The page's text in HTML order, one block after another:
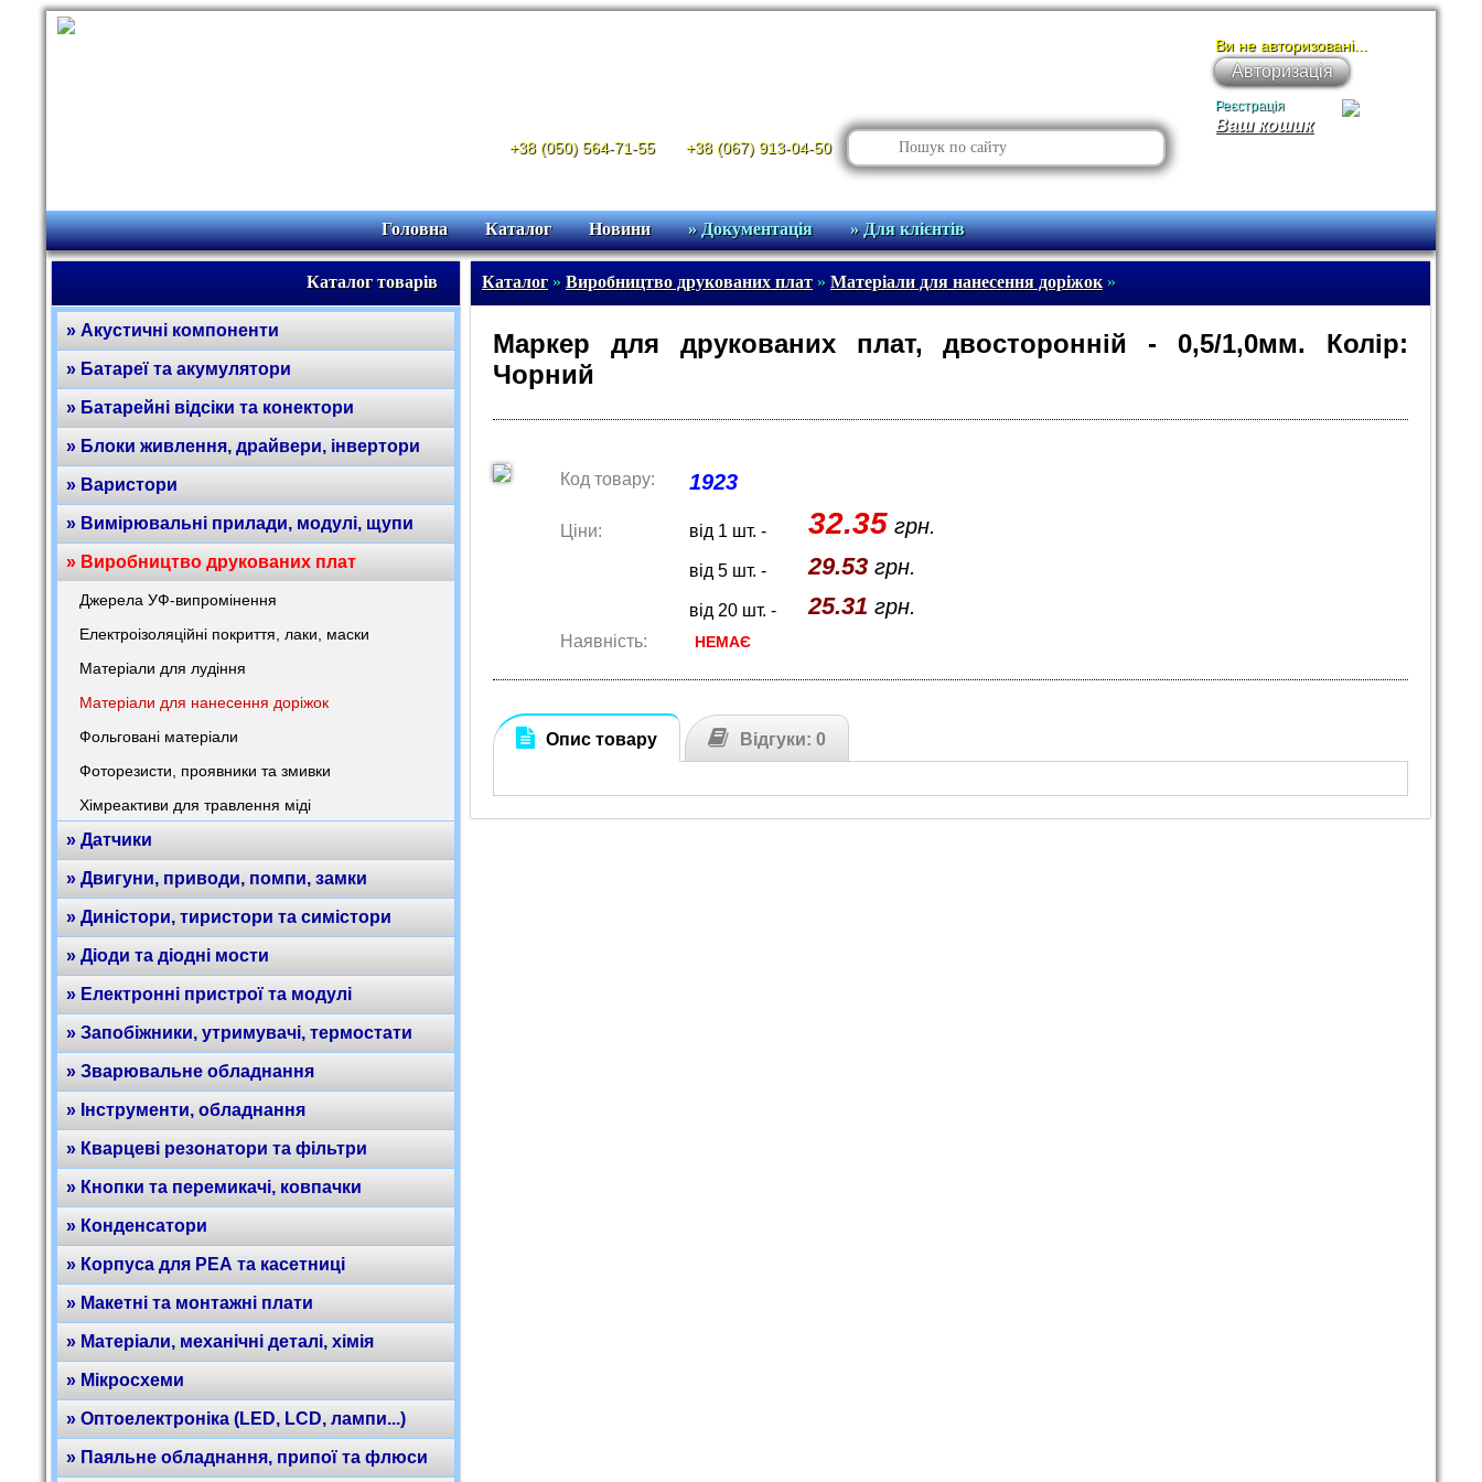
+38 (050) 564-71-55 +38 (067) 913-04-50
Ваш кошик
Ви не авторизовані...
Авторизація
Реєстрація
Головна Каталог Новини » Документація » Для клієнтів
Каталог товарів
» Акустичні компоненти
» Батареї та акумулятори
» Батарейні відсіки та конектори
» Блоки живлення, драйвери, інвертори
» Варистори
» Вимірювальні прилади, модулі, щупи
» Виробництво друкованих плат
Джерела УФ-випромінення
Електроізоляційні покриття, лаки, маски
Матеріали для лудіння
Матеріали для нанесення доріжок
Фольговані матеріали
Фоторезисти, проявники та змивки
Хімреактиви для травлення міді
» Датчики
» Двигуни, приводи, помпи, замки
» Диністори, тиристори та симістори
» Діоди та діодні мости
» Електронні пристрої та модулі
» Запобіжники, утримувачі, термостати
» Зварювальне обладнання
» Інструменти, обладнання
» Кварцеві резонатори та фільтри
» Кнопки та перемикачі, ковпачки
» Конденсатори
» Корпуса для РЕА та касетниці
» Макетні та монтажні плати
» Матеріали, механічні деталі, хімія
» Мікросхеми
» Оптоелектроніка (LED, LCD, лампи...)
» Паяльне обладнання, припої та флюси
Каталог» Виробництво друкованих плат» Матеріали для нанесення доріжок»
Маркер для друкованих плат, двосторонній - 0,5/1,0мм. Колір:
Чорний
Код товару: 1923
Ціни: від 1 шт. - 32.35 грн.
від 5 шт. - 29.53 грн.
від 20 шт. - 25.31 грн.
Наявність: НЕМАЄ
Опис товару Відгуки: 0